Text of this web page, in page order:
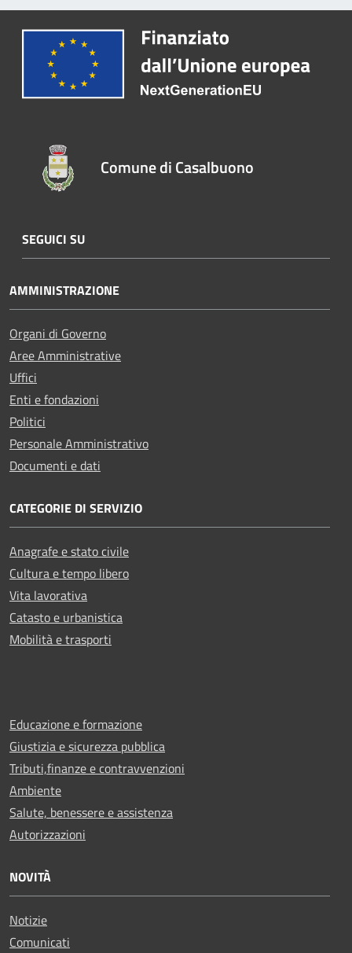
Comune di Casalbuono
SEGUICI SU
AMMINISTRAZIONE
Organi di Governo
Aree Amministrative
Uffici
Enti e fondazioni
Politici
Personale Amministrativo
Documenti e dati
CATEGORIE DI SERVIZIO
Anagrafe e stato civile
Cultura e tempo libero
Vita lavorativa
Catasto e urbanistica
Mobilità e trasporti
Educazione e formazione
Giustizia e sicurezza pubblica
Tributi,finanze e contravvenzioni
Ambiente
Salute, benessere e assistenza
Autorizzazioni
NOVITÀ
Notizie
Comunicati